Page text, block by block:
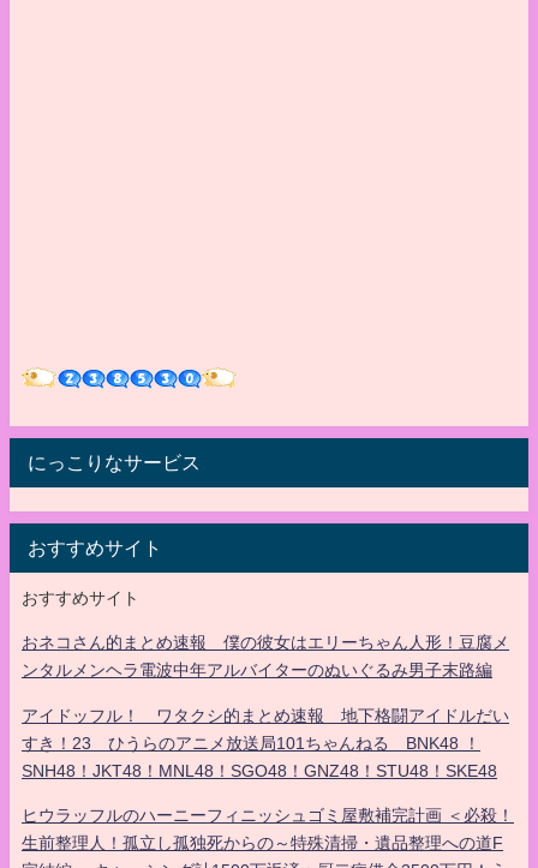
にっこりなサービス
おすすめサイト
おすすめサイト
おネコさん的まとめ速報 僕の彼女はエリーちゃん人形！豆腐メ
ンタルメンヘラ電波中年アルバイターのぬいぐるみ男子末路編
アイドッフル！ ワタクシ的まとめ速報 地下格闘アイドルだい
すき！23 ひうらのアニメ放送局101ちゃんねる BNK48 ！
SNH48！JKT48！MNL48！SGO48！GNZ48！STU48！SKE48
ヒウラッフルのハーニーフィニッシュゴミ屋敷補完計画 ＜必殺！
生前整理人！孤立し孤独死からの～特殊清掃・遺品整理への道F